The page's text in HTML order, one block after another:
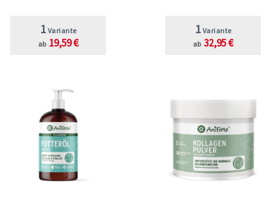
1 Variante
ab 19,59 €
1 Variante
ab 32,95 €